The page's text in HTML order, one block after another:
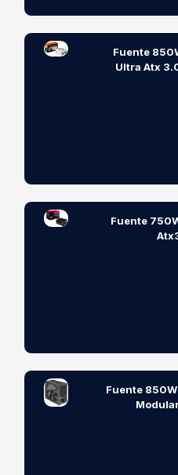
Fuente
Ultra Atx
Fuente
Fuente